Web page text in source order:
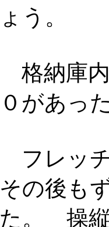
ょう。
格納庫
０があっ
フレッ
その後も
た。 操縦